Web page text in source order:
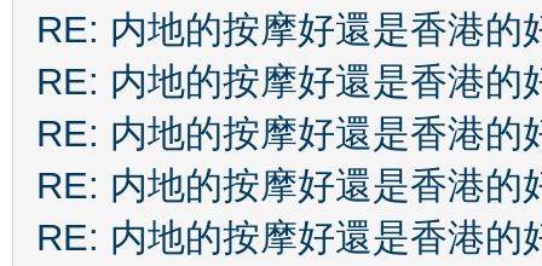
RE: 内地的按摩好還是香港的
RE: 内地的按摩好還是香港的
RE: 内地的按摩好還是香港的
RE: 内地的按摩好還是香港的
RE: 内地的按摩好還是香港的